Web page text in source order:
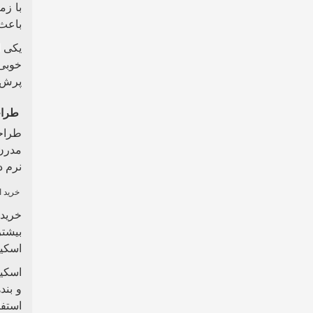
با
یکی
نرم
خرید
و